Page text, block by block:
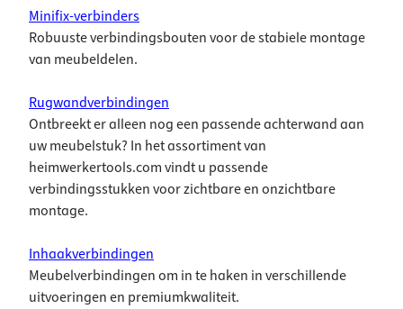
Minifix-verbinders
Robuuste verbindingsbouten voor de stabiele montage
van meubeldelen.
Rugwandverbindingen
Ontbreekt er alleen nog een passende achterwand aan
uw meubelstuk? In het assortiment van
heimwerkertools.com vindt u passende
verbindingsstukken voor zichtbare en onzichtbare
montage.
Inhaakverbindingen
Meubelverbindingen om in te haken in verschillende
uitvoeringen en premiumkwaliteit.